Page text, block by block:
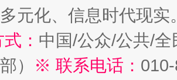
元化、信息时代现实
： 中国/公众/公共/
）
※ 联系电话：